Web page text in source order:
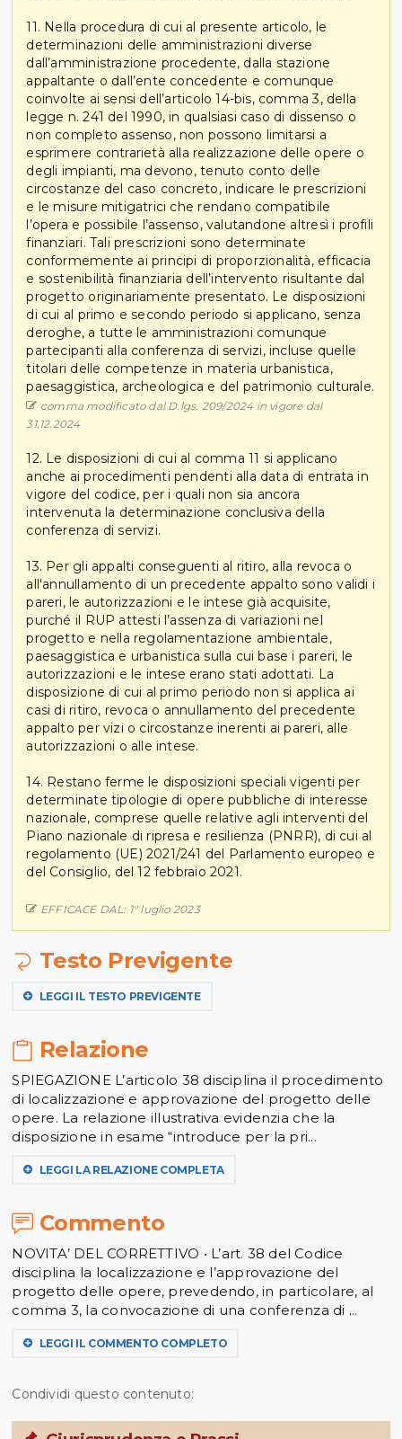
11. Nella procedura di cui al presente articolo, le
determinazioni delle amministrazioni diverse
dall’amministrazione procedente, dalla stazione
appaltante o dall’ente concedente e comunque
coinvolte ai sensi dell’articolo 14-bis, comma 3, della
legge n. 241 del 1990, in qualsiasi caso di dissenso o
non completo assenso, non possono limitarsi a
esprimere contrarietà alla realizzazione delle opere o
degli impianti, ma devono, tenuto conto delle
circostanze del caso concreto, indicare le prescrizioni
e le misure mitigatrici che rendano compatibile
l’opera e possibile l’assenso, valutandone altresì i profili
finanziari. Tali prescrizioni sono determinate
conformemente ai principi di proporzionalità, efficacia
e sostenibilità finanziaria dell’intervento risultante dal
progetto originariamente presentato. Le disposizioni
di cui al primo e secondo periodo si applicano, senza
deroghe, a tutte le amministrazioni comunque
partecipanti alla conferenza di servizi, incluse quelle
titolari delle competenze in materia urbanistica,
paesaggistica, archeologica e del patrimonio culturale.
comma modificato dal D.lgs. 209/2024 in vigore dal
31.12.2024
12. Le disposizioni di cui al comma 11 si applicano
anche ai procedimenti pendenti alla data di entrata in
vigore del codice, per i quali non sia ancora
intervenuta la determinazione conclusiva della
conferenza di servizi.
13. Per gli appalti conseguenti al ritiro, alla revoca o
all'annullamento di un precedente appalto sono validi i
pareri, le autorizzazioni e le intese già acquisite,
purché il RUP attesti l’assenza di variazioni nel
progetto e nella regolamentazione ambientale,
paesaggistica e urbanistica sulla cui base i pareri, le
autorizzazioni e le intese erano stati adottati. La
disposizione di cui al primo periodo non si applica ai
casi di ritiro, revoca o annullamento del precedente
appalto per vizi o circostanze inerenti ai pareri, alle
autorizzazioni o alle intese.
14. Restano ferme le disposizioni speciali vigenti per
determinate tipologie di opere pubbliche di interesse
nazionale, comprese quelle relative agli interventi del
Piano nazionale di ripresa e resilienza (PNRR), di cui al
regolamento (UE) 2021/241 del Parlamento europeo e
del Consiglio, del 12 febbraio 2021.
EFFICACE DAL: 1° luglio 2023
Testo Previgente
LEGGI IL TESTO PREVIGENTE
Relazione
SPIEGAZIONE L’articolo 38 disciplina il procedimento
di localizzazione e approvazione del progetto delle
opere. La relazione illustrativa evidenzia che la
disposizione in esame “introduce per la pri...
LEGGI LA RELAZIONE COMPLETA
Commento
NOVITA’ DEL CORRETTIVO • L’art. 38 del Codice
disciplina la localizzazione e l’approvazione del
progetto delle opere, prevedendo, in particolare, al
comma 3, la convocazione di una conferenza di ...
LEGGI IL COMMENTO COMPLETO
Condividi questo contenuto: